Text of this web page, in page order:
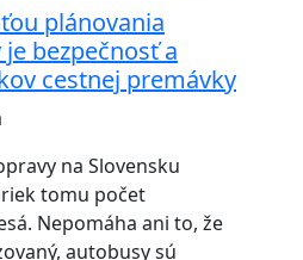
plánovania
bezpečnosť a
cestnej premávky
na Slovensku
tomu počet
Nepomáha ani to, že
autobusy sú